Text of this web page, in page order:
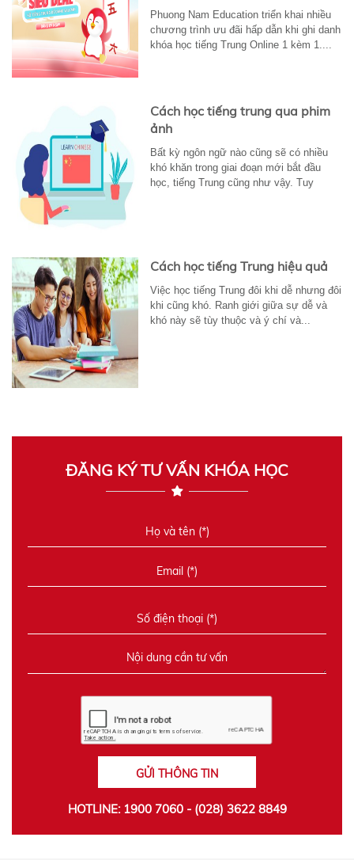
Phuong Nam Education triển khai nhiều
chương trình ưu đãi hấp dẫn khi ghi danh
khóa học tiếng Trung Online 1 kèm 1....
Cách học tiếng trung qua phim
ảnh
Bất kỳ ngôn ngữ nào cũng sẽ có nhiều
khó khăn trong giai đoạn mới bắt đầu
học, tiếng Trung cũng như vậy. Tuy
Cách học tiếng Trung hiệu quả
Việc học tiếng Trung đôi khi dễ nhưng đôi
khi cũng khó. Ranh giới giữa sự dễ và
khó này sẽ tùy thuộc và ý chí và...
ĐĂNG KÝ TƯ VẤN KHÓA HỌC
GỬI THÔNG TIN
HOTLINE: 1900 7060 - (028) 3622 8849